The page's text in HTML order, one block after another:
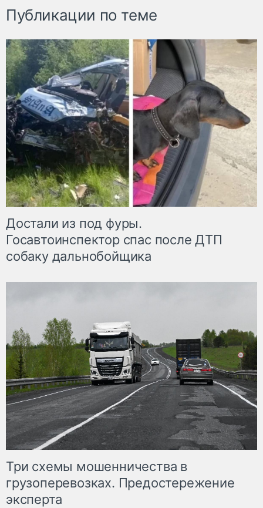
Публикации по теме
Достали из под фуры.
Госавтоинспектор спас после ДТП
собаку дальнобойщика
Три схемы мошенничества в
грузоперевозках. Предостережение
эксперта